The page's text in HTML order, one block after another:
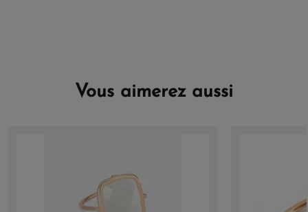
Vous aimerez aussi